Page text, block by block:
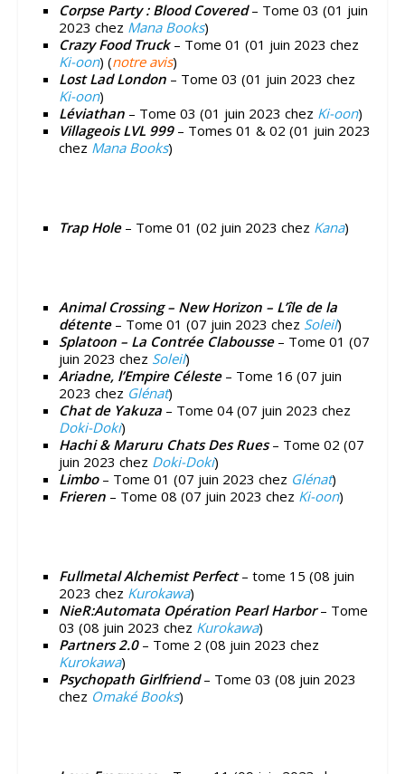
Corpse Party : Blood Covered– Tome 03 (01 juin
2023 chez Mana Books)
Crazy Food Truck– Tome 01 (01 juin 2023 chez
Ki-oon) (notre avis)
Lost Lad London– Tome 03 (01 juin 2023 chez
Ki-oon)
Léviathan– Tome 03 (01 juin 2023 chez Ki-oon)
Villageois LVL 999– Tomes 01 & 02 (01 juin 2023
chez Mana Books)
Trap Hole– Tome 01 (02 juin 2023 chez Kana)
Animal Crossing – New Horizon – L’île de la
détente– Tome 01 (07 juin 2023 chez Soleil)
Splatoon – La Contrée Clabousse– Tome 01 (07
juin 2023 chez Soleil)
Ariadne, l’Empire Céleste– Tome 16 (07 juin
2023 chez Glénat)
Chat de Yakuza– Tome 04 (07 juin 2023 chez
Doki-Doki)
Hachi & Maruru Chats Des Rues– Tome 02 (07
juin 2023 chez Doki-Doki)
Limbo– Tome 01 (07 juin 2023 chez Glénat)
Frieren– Tome 08 (07 juin 2023 chez Ki-oon)
Fullmetal Alchemist Perfect– tome 15 (08 juin
2023 chez Kurokawa)
NieR:Automata Opération Pearl Harbor– Tome
03 (08 juin 2023 chez Kurokawa)
Partners 2.0– Tome 2 (08 juin 2023 chez
Kurokawa)
Psychopath Girlfriend– Tome 03 (08 juin 2023
chez Omaké Books)